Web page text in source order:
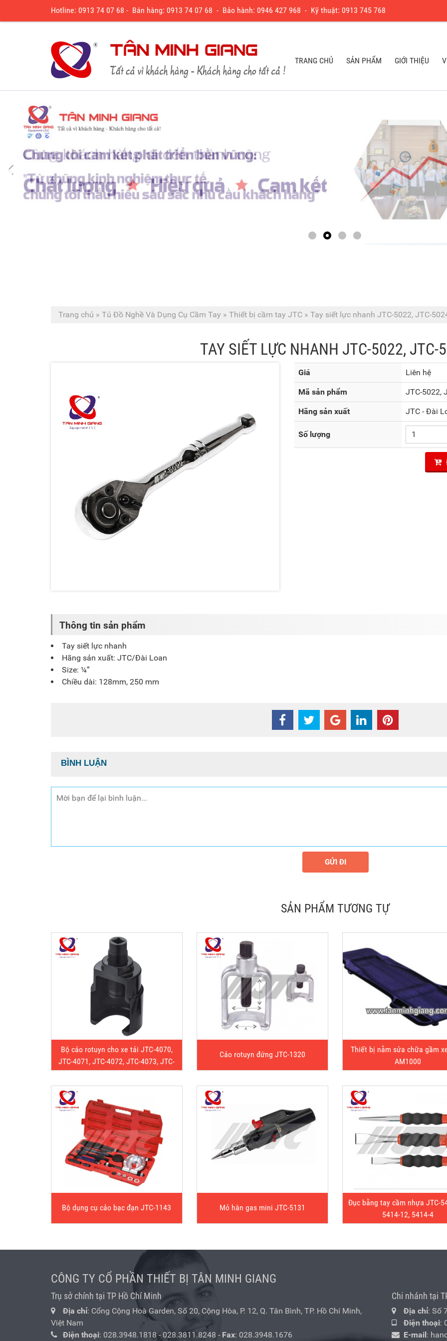
Hotline: 0913 74 07 68 - Bán hàng: 0913 74 07 68 - Bảo hành: 0946 427 968 - Kỹ thuật: 0913 745 768
TRANG CHỦ SẢN PHẨM
SẢN PHẨM
GIỚI THIỆU
Trang chủ » Tủ Đồ Nghề Và Dụng Cụ Cầm Tay » Thiết bị cầm tay JTC » Tay siết lực nhanh JTC-5022, JTC-
TAY SIẾT LỰC NHANH JTC-5022, JTC-
Giá Liên hệ
Mã sản phẩm JTC-5022,
Hãng sản xuất JTC - Đài
Số lượng
Thông tin sản phẩm
Tay siết lực nhanh
Hãng sản xuất: JTC/Đài Loan
Size: ¼”
Chiều dài: 128mm, 250 mm
BÌNH LUẬN
GỬI ĐI
SẢN PHẨM TƯƠNG TỰ
Bộ cảo rotuyn cho xe tải JTC-4070,
JTC-4071, JTC-4072, JTC-4073, JTC-
4074
Cảo rotuyn đứng JTC-1320
Thiết bị nằm sửa chữa gầm
AM1000
Bộ dụng cụ cảo bạc đạn JTC-1143 Mỏ hàn gas mini JTC-5131
Đục bằng tay cầm nhựa JTC-
5414-12, 5414-4
CÔNG TY CỔ PHẦN THIẾT BỊ TÂN MINH GIANG
Trụ sở chính tại TP Hồ Chí Minh
Địa chỉ: Cổng Cộng Hoà Garden, Số 20, Cộng Hòa, P. 12, Q. Tân Bình, TP. Hồ Chí Minh,
Việt Nam
Điện thoại: 028.3948.1818- 028.3811.8248 - Fax: 028.3948.1676
Chi nhánh tại
Địa chỉ: Số
Điện thoại:
E-mail: